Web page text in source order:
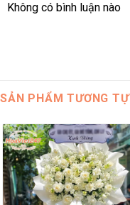
Không có bình luận nào
SẢN PHẨM TƯƠNG TỰ